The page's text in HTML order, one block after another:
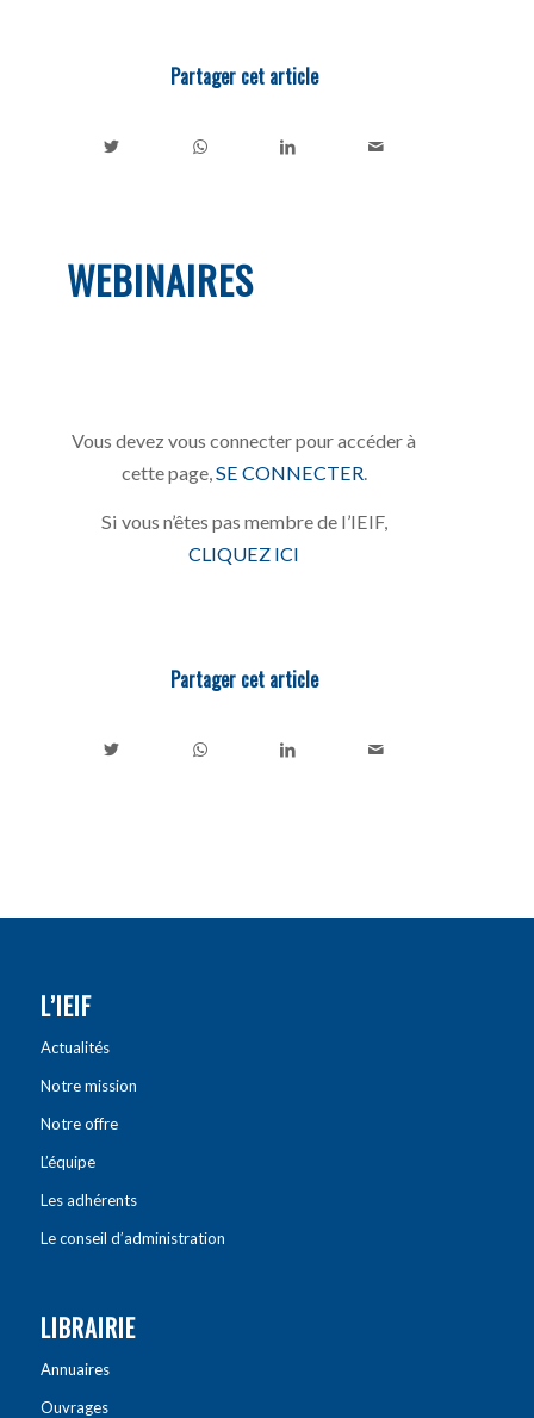
Partager cet article
WEBINAIRES
Vous devez vous connecter pour accéder à
cette page,SE CONNECTER.
Si vous n’êtes pas membre de l’IEIF,
CLIQUEZ ICI
Partager cet article
L’IEIF
Actualités
Notre mission
Notre offre
L’équipe
Les adhérents
Le conseil d’administration
LIBRAIRIE
Annuaires
Ouvrages